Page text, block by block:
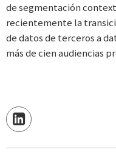
de segmentación
recientemente la
de datos de terceros a
más de cien audiencias